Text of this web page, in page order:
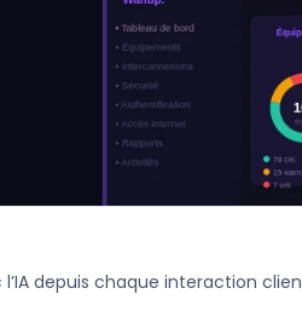
depuis chaque interaction